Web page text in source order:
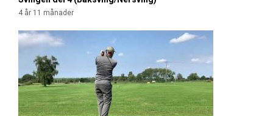
4 år 11 månader